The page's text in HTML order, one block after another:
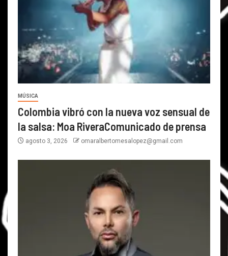
MÚSICA
Colombia vibró con la nueva voz sensual de
la salsa: Moa RiveraComunicado de prensa
agosto 3, 2026 omaralbertomesalopez@gmail.com